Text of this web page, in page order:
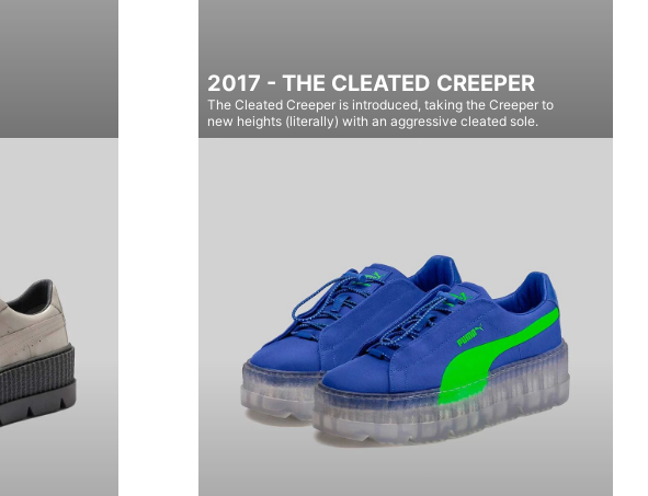
2017 - THE CLEATED CREEPER
The Cleated Creeper is introduced, taking the Creeper to
new heights (literally) with an aggressive cleated sole.